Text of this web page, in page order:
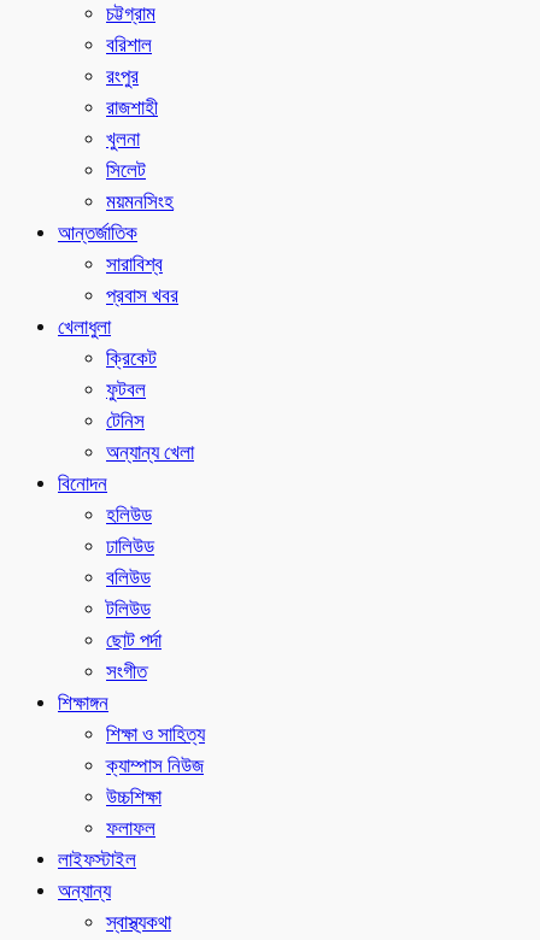
চট্টগ্রাম
বরিশাল
রংপুর
রাজশাহী
খুলনা
সিলেট
ময়মনসিংহ
আন্তর্জাতিক
সারাবিশ্ব
প্রবাস খবর
খেলাধুলা
ক্রিকেট
ফুটবল
টেনিস
অন্যান্য খেলা
বিনোদন
হলিউড
ঢালিউড
বলিউড
টলিউড
ছোট পর্দা
সংগীত
শিক্ষাঙ্গন
শিক্ষা ও সাহিত্য
ক্যাম্পাস নিউজ
উচ্চশিক্ষা
ফলাফল
লাইফস্টাইল
অন্যান্য
স্বাস্থ্যকথা